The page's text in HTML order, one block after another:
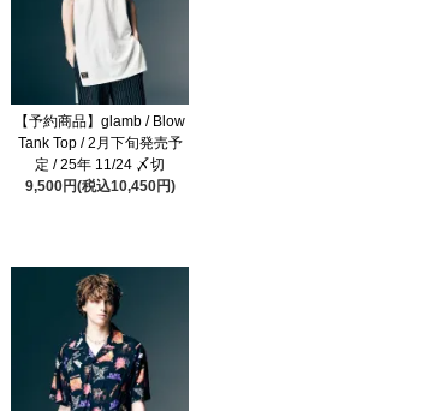
【予約商品】glamb / Blow
Tank Top / 2月下旬発売予
定 / 25年 11/24 〆切
9,500円(税込10,450円)